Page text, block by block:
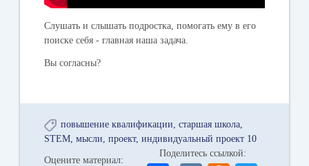
Слушать и слышать подростка, помогать ему в его
поиске себя - главная наша задача.
Вы согласны?
повышение квалификации
старшая школа
STEM мысли проект индивидуальный проект 10
Оцените материал:
Поделитесь ссылкой: